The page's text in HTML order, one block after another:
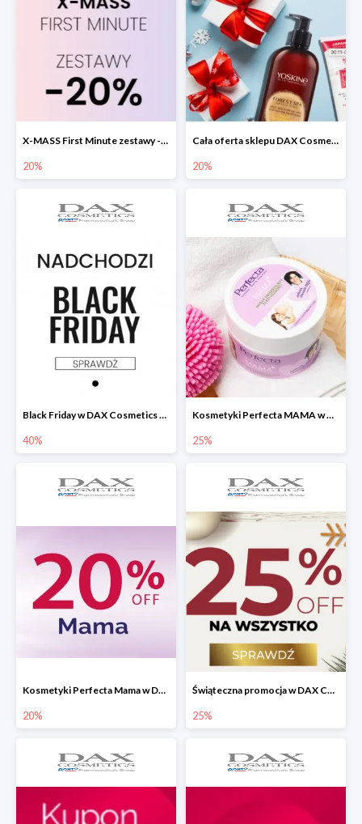
X-MASS First Minute zestawy -20%
20%
Cała oferta sklepu DAX Cosmetix -20%
20%
Black Friday w DAX Cosmetics do -40%
40%
Kosmetyki Perfecta MAMA w DAX Cosmetics -25%
25%
Kosmetyki Perfecta Mama w Dax Cosmetics -20%
20%
Świąteczna promocja w DAX Cosmetics do -25%
25%